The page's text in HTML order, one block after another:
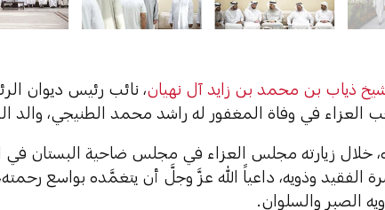
ذياب بن محمد بن زايد آل نهيان، نائب رئيس ديوان
العزاء في وفاة المغفور له راشد محمد الطنيجي،
خلال زيارته مجلس العزاء في مجلس ضاحية البستان في
الفقيد وذويه، داعياً الله عزَّ وجلَّ أن يتغمَّده بواسع
الصبر والسلوان.